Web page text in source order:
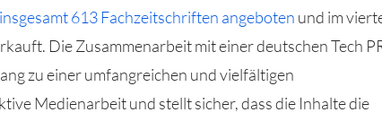
613 Fachzeitschriften angeboten und im
Die Zusammenarbeit mit einer deutschen Tech
zu einer umfangreichen und vielfältigen
Medienarbeit und stellt sicher, dass die Inhalte die